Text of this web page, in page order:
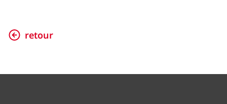
retour